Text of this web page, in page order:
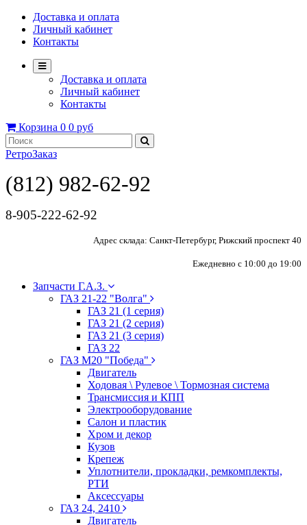
Доставка и оплата
Личный кабинет
Контакты
Доставка и оплата
Личный кабинет
Контакты
Корзина 0 0 руб
РетроЗаказ
(812) 982-62-92
8-905-222-62-92
Адрес склада: Санкт-Петербург, Рижский проспект 40
Ежедневно с 10:00 до 19:00
Запчасти Г.А.З.
ГАЗ 21-22 "Волга"
ГАЗ 21 (1 серия)
ГАЗ 21 (2 серия)
ГАЗ 21 (3 серия)
ГАЗ 22
ГАЗ М20 "Победа"
Двигатель
Ходовая \ Рулевое \ Тормозная система
Трансмиссия и КПП
Электрооборудование
Салон и пластик
Хром и декор
Кузов
Крепеж
Уплотнители, прокладки, ремкомплекты,
РТИ
Аксессуары
ГАЗ 24, 2410
Двигатель